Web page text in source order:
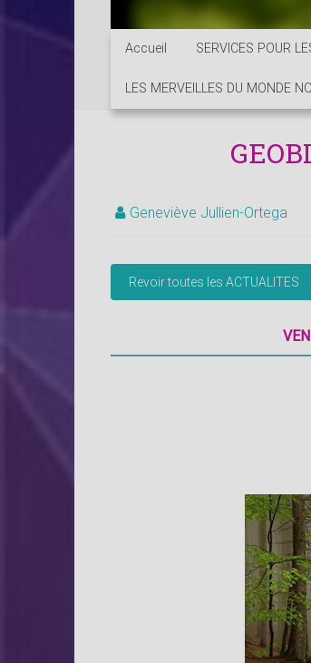
Accueil SERVICES POUR
LES MERVEILLES DU MONDE
Geneviève Jullien-Ortega